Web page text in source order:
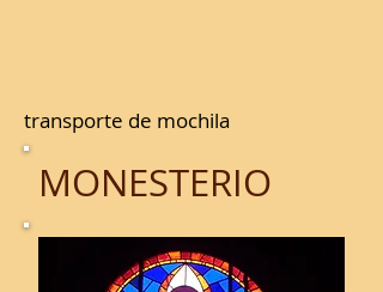
transporte de mochila
MONESTERIO